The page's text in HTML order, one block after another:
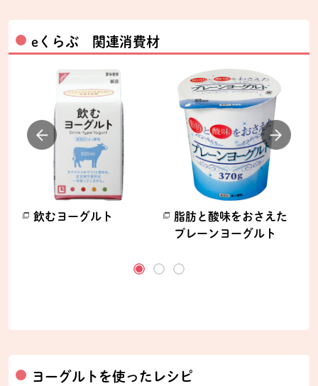
eくらぶ 関連消費材
飲むヨーグルト
脂肪と酸味をおさえた
プレーンヨーグルト
ヨーグルトを使ったレシピ